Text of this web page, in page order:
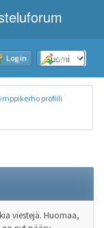
Log in Sign up
profiili
viestejä. Huomaa,